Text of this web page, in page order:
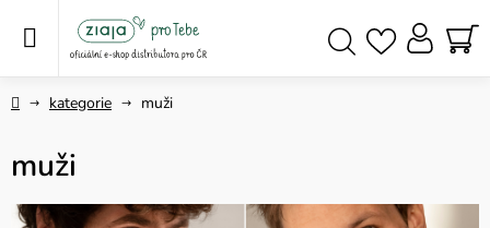
Domůkategorie muži
muži